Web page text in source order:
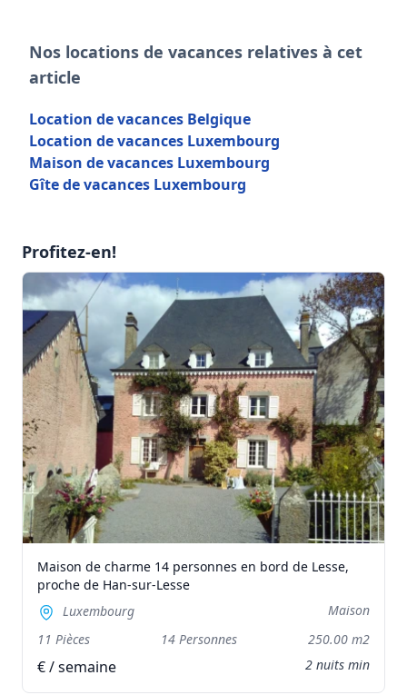
Nos locations de vacances relatives à cet
article
Location de vacances Belgique
Location de vacances Luxembourg
Maison de vacances Luxembourg
Gîte de vacances Luxembourg
Profitez-en!
Maison de charme 14 personnes en bord de Lesse,
proche de Han-sur-Lesse
Luxembourg
Maison
11 Pièces
14 Personnes 250.00 m2
€ / semaine 2 nuits min